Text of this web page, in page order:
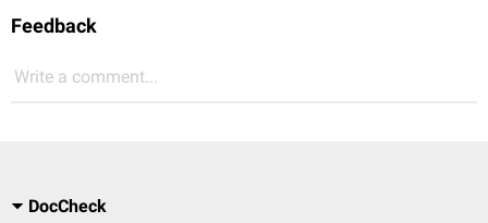
Feedback
Write a comment...
DocCheck